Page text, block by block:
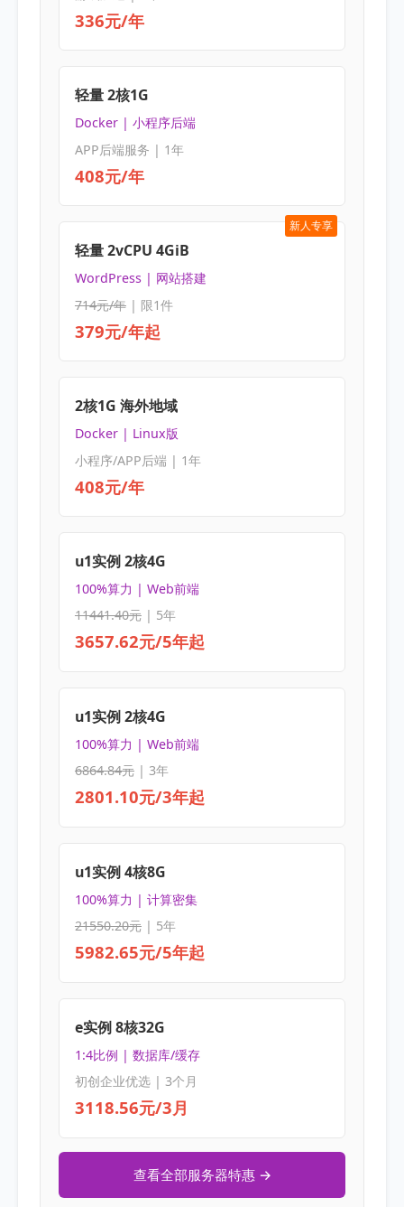
336元/年
轻量 2核1G
Docker | 小程序后端
APP后端服务 | 1年
408元/年
新人专享
轻量 2vCPU 4GiB
WordPress | 网站搭建
714元/年| 限1件
379元/年起
2核1G 海外地域
Docker | Linux版
小程序/APP后端 | 1年
408元/年
u1实例 2核4G
100%算力 | Web前端
11441.40元| 5年
3657.62元/5年起
u1实例 2核4G
100%算力 | Web前端
6864.84元| 3年
2801.10元/3年起
u1实例 4核8G
100%算力 | 计算密集
21550.20元| 5年
5982.65元/5年起
e实例 8核32G
1:4比例 | 数据库/缓存
初创企业优选 | 3个月
3118.56元/3月
查看全部服务器特惠 →